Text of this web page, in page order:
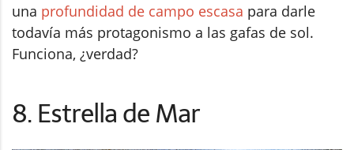
una profundidad de campo escasa para darle
todavía más protagonismo a las gafas de sol.
Funciona, ¿verdad?
8. Estrella de Mar